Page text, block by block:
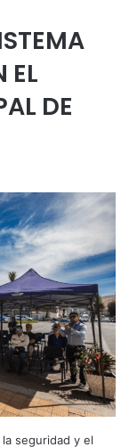
EL
DE
seguridad y el